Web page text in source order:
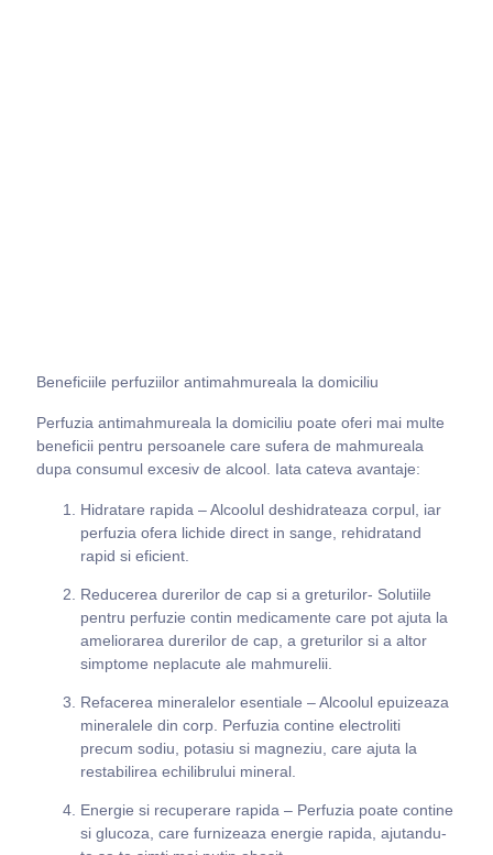
Beneficiile perfuziilor antimahmureala la domiciliu
Perfuzia antimahmureala la domiciliu poate oferi mai multe
beneficii pentru persoanele care sufera de mahmureala
dupa consumul excesiv de alcool. Iata cateva avantaje:
Hidratare rapida – Alcoolul deshidrateaza corpul, iar
perfuzia ofera lichide direct in sange, rehidratand
rapid si eficient.
Reducerea durerilor de cap si a greturilor- Solutiile
pentru perfuzie contin medicamente care pot ajuta la
ameliorarea durerilor de cap, a greturilor si a altor
simptome neplacute ale mahmurelii.
Refacerea mineralelor esentiale – Alcoolul epuizeaza
mineralele din corp. Perfuzia contine electroliti
precum sodiu, potasiu si magneziu, care ajuta la
restabilirea echilibrului mineral.
Energie si recuperare rapida – Perfuzia poate contine
si glucoza, care furnizeaza energie rapida, ajutandu-